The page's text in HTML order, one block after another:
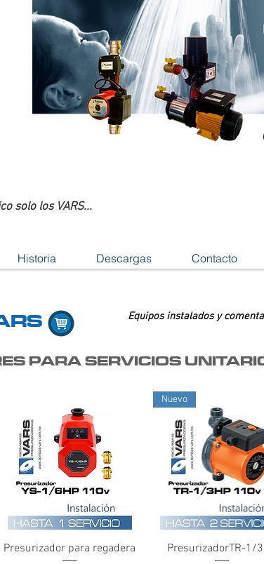
solo los VARS...
Historia Descargas Contacto
PARA SERVICIOS
Vista rápida
Presurizador para regadera
Vista rápida
Nuevo
PresurizadorTR-1/
Equipos instalados y